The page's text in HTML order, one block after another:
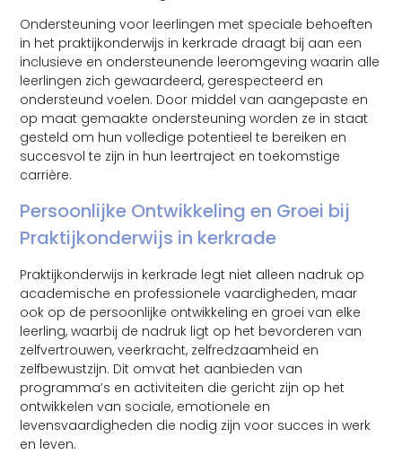
Ondersteuning voor leerlingen met speciale behoeften
in het praktijkonderwijs in kerkrade draagt bij aan een
inclusieve en ondersteunende leeromgeving waarin alle
leerlingen zich gewaardeerd, gerespecteerd en
ondersteund voelen. Door middel van aangepaste en
op maat gemaakte ondersteuning worden ze in staat
gesteld om hun volledige potentieel te bereiken en
succesvol te zijn in hun leertraject en toekomstige
carrière.
Persoonlijke Ontwikkeling en Groei bij
Praktijkonderwijs in kerkrade
Praktijkonderwijs in kerkrade legt niet alleen nadruk op
academische en professionele vaardigheden, maar
ook op de persoonlijke ontwikkeling en groei van elke
leerling, waarbij de nadruk ligt op het bevorderen van
zelfvertrouwen, veerkracht, zelfredzaamheid en
zelfbewustzijn. Dit omvat het aanbieden van
programma’s en activiteiten die gericht zijn op het
ontwikkelen van sociale, emotionele en
levensvaardigheden die nodig zijn voor succes in werk
en leven.